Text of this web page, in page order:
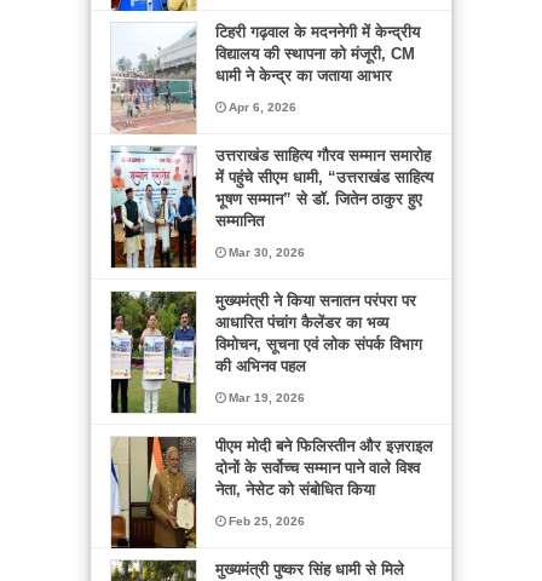
आह्वानटिहरी गढ़वाल के मदननेगी में केन्द्रीय
विद्यालय की स्थापना को मंजूरी, CM
धामी ने केन्द्र का जताया आभार
Apr 6, 2026
उत्तराखंड साहित्य गौरव सम्मान समारोह
में पहुंचे सीएम धामी, “उत्तराखंड साहित्य
भूषण सम्मान” से डॉ. जितेन ठाकुर हुए
सम्मानित
Mar 30, 2026
मुख्यमंत्री ने किया सनातन परंपरा पर
आधारित पंचांग कैलेंडर का भव्य
विमोचन, सूचना एवं लोक संपर्क विभाग
की अभिनव पहल
Mar 19, 2026
पीएम मोदी बने फिलिस्तीन और इज़राइल
दोनों के सर्वोच्च सम्मान पाने वाले विश्व
नेता, नेसेट को संबोधित किया
Feb 25, 2026
मुख्यमंत्री पुष्कर सिंह धामी से मिले